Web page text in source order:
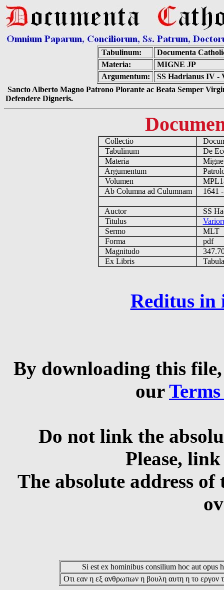
Tabulinum:
Documenta
Materia:
MIGNE JP
Argumentum:
SS Hadrianus IV -
Sancto Alberto Magno Patrono Plorante ac Beata Semper
Defendere Digneris.
Collectio
Tabulinum
De
Materia
Argumentum
Volumen
Ab Columna ad Culumnam
1641
Auctor
SS
Titulus
Sermo
MLT
Forma
pdf
Magnitudo
Ex Libris
Reditus in
By downloading this
our
Do not link the
Please,
The absolute address
Si est ex hominibus consilium hoc aut opus
Οτι εαν η εξ ανθρωπων η βουλη αυτη η το εργον